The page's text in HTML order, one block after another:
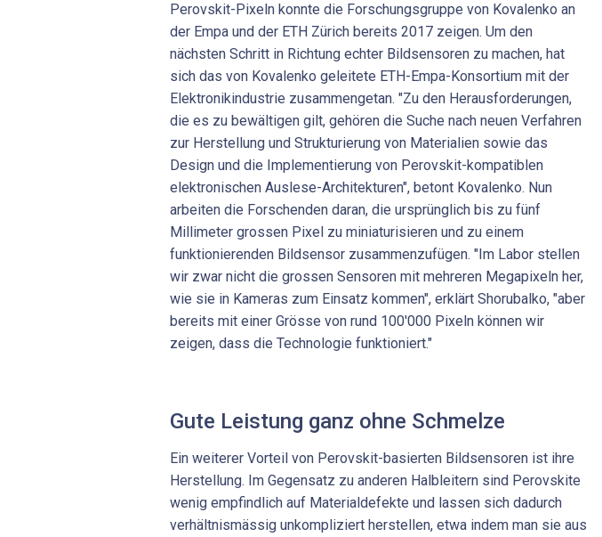
Perovskit-Pixeln konnte die Forschungsgruppe von Kovalenko an
der Empa und der ETH Zürich bereits 2017 zeigen. Um den
nächsten Schritt in Richtung echter Bildsensoren zu machen, hat
sich das von Kovalenko geleitete ETH-Empa-Konsortium mit der
Elektronikindustrie zusammengetan. "Zu den Herausforderungen,
die es zu bewältigen gilt, gehören die Suche nach neuen Verfahren
zur Herstellung und Strukturierung von Materialien sowie das
Design und die Implementierung von Perovskit-kompatiblen
elektronischen Auslese-Architekturen", betont Kovalenko. Nun
arbeiten die Forschenden daran, die ursprünglich bis zu fünf
Millimeter grossen Pixel zu miniaturisieren und zu einem
funktionierenden Bildsensor zusammenzufügen. "Im Labor stellen
wir zwar nicht die grossen Sensoren mit mehreren Megapixeln her,
wie sie in Kameras zum Einsatz kommen", erklärt Shorubalko, "aber
bereits mit einer Grösse von rund 100'000 Pixeln können wir
zeigen, dass die Technologie funktioniert."
Gute Leistung ganz ohne Schmelze
Ein weiterer Vorteil von Perovskit-basierten Bildsensoren ist ihre
Herstellung. Im Gegensatz zu anderen Halbleitern sind Perovskite
wenig empfindlich auf Materialdefekte und lassen sich dadurch
verhältnismässig unkompliziert herstellen, etwa indem man sie aus